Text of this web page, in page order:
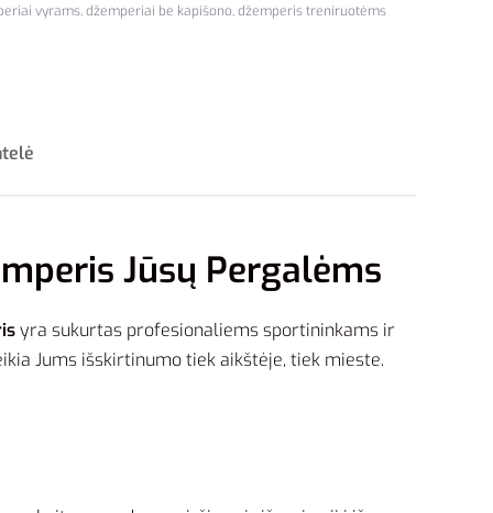
vyrams,džemperiai be kapišono,džemperis treniruotėms
Jūsų Pergalėms
yra sukurtas profesionaliems sportininkams ir
Jums išskirtinumo tiek aikštėje, tiek mieste.